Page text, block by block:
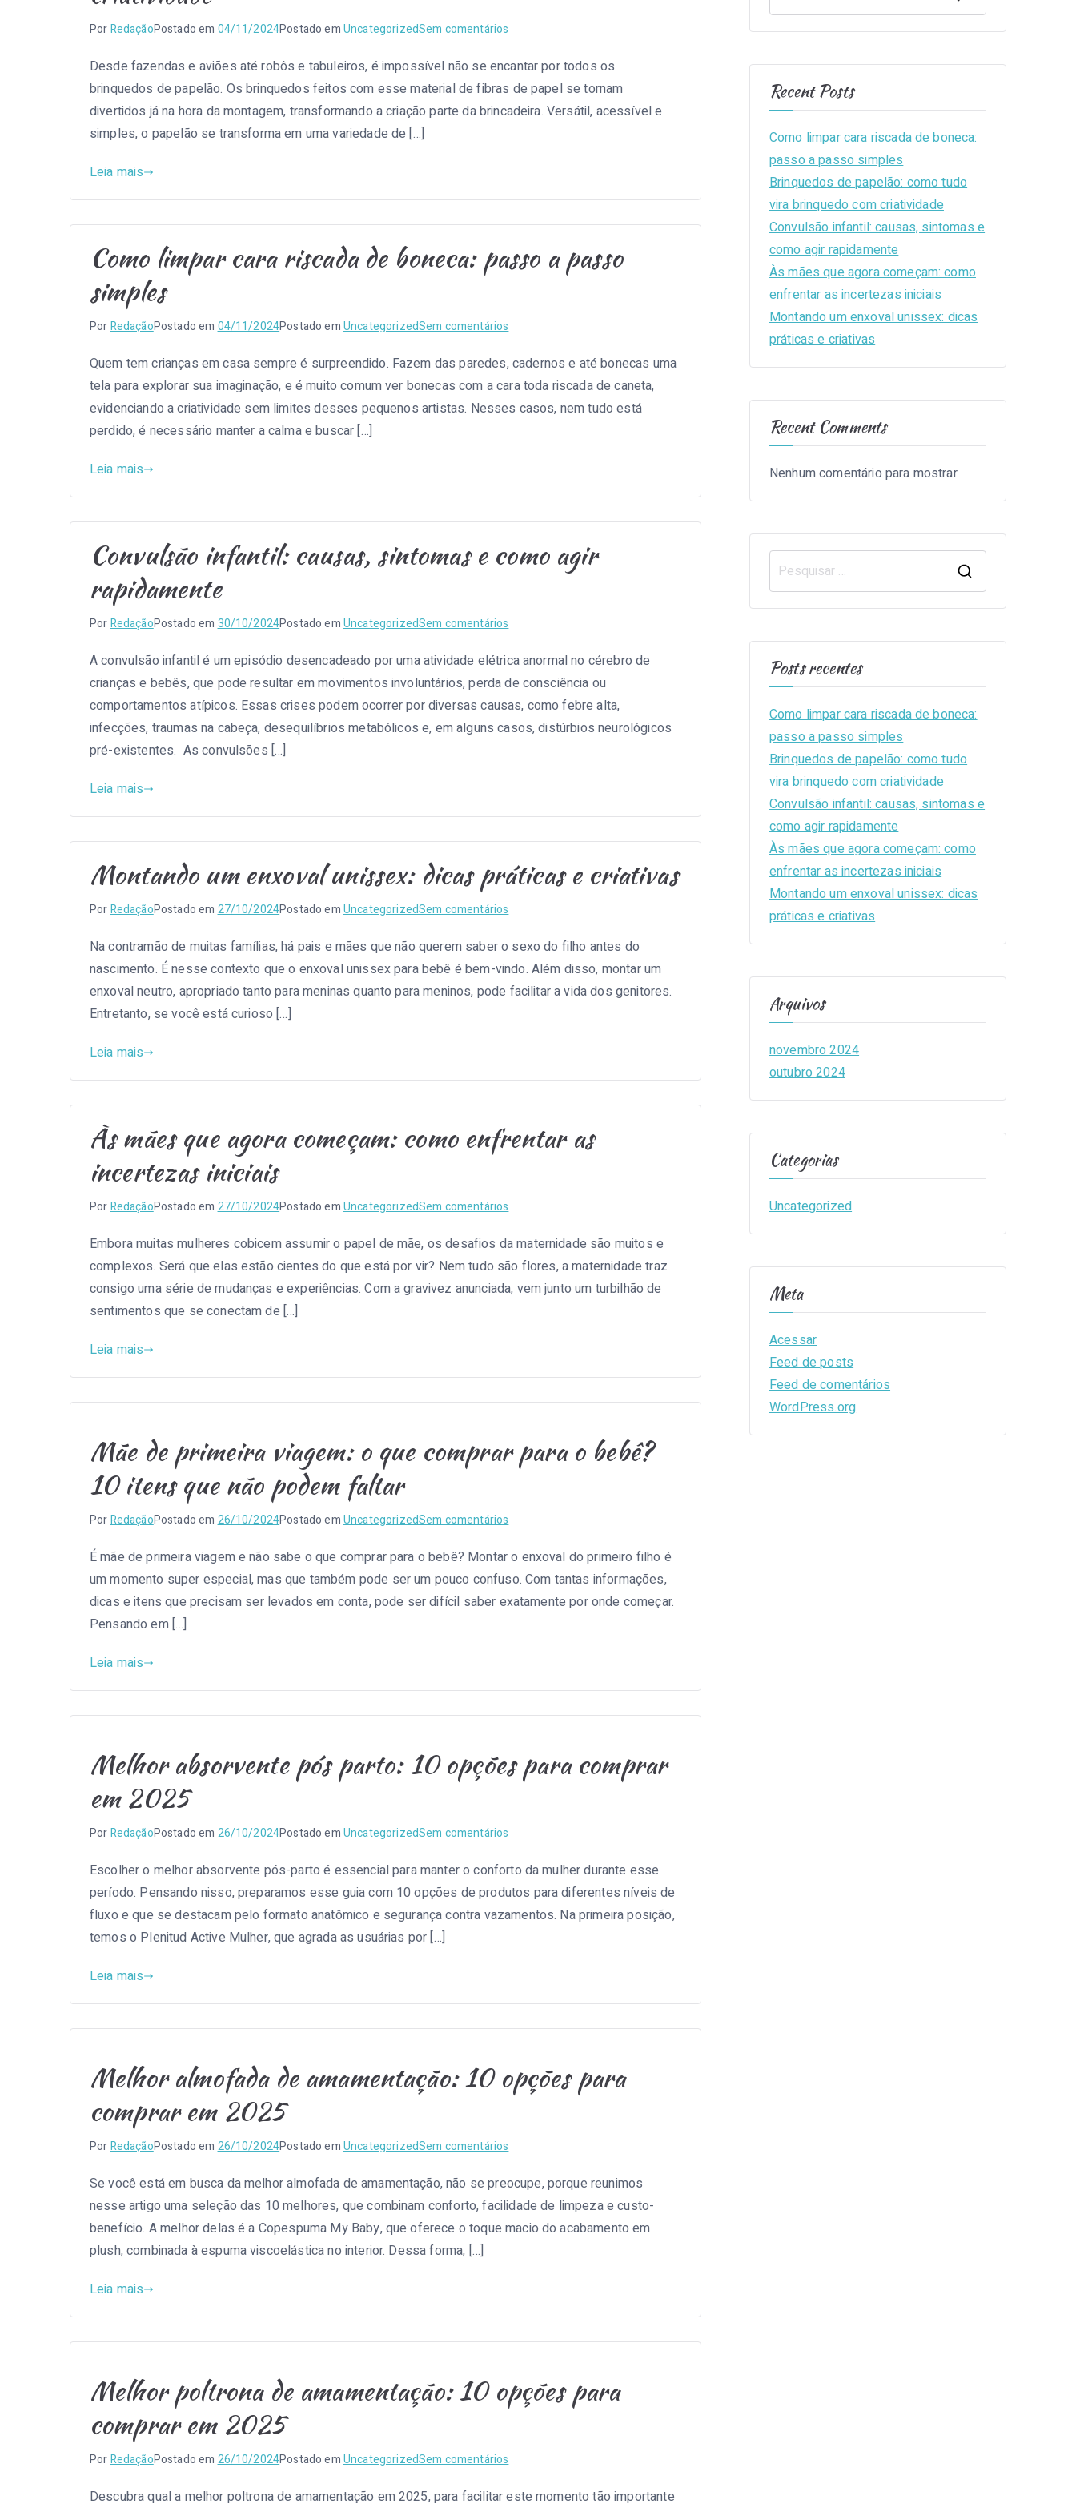
PorRedaçãoPostado em 04/11/2024Postado emUncategorizedSem comentários
de
papelão:
como
Desde fazendas e aviões até robôs e tabuleiros, é impossível não se encantar por todos os
brinquedos de papelão. Os brinquedos feitos com esse material de fibras de papel se tornam
divertidos já na hora da montagem, transformando a criação parte da brincadeira. Versátil, acessível e
simples, o papelão se transforma em uma variedade de […]
Leia mais
Como limpar cara riscada de boneca: passo a passo
simples
PorRedaçãoPostado em 04/11/2024Postado emUncategorizedSem comentários
limpar
cara
riscada
simples
Quem tem crianças em casa sempre é surpreendido. Fazem das paredes, cadernos e até bonecas uma
tela para explorar sua imaginação, e é muito comum ver bonecas com a cara toda riscada de caneta,
evidenciando a criatividade sem limites desses pequenos artistas. Nesses casos, nem tudo está
perdido, é necessário manter a calma e buscar […]
Leia mais
Convulsão infantil: causas, sintomas e como agir
rapidamente
PorRedaçãoPostado em 30/10/2024Postado emUncategorizedSem comentários
infantil:
causas,
sintomas
e
A convulsão infantil é um episódio desencadeado por uma atividade elétrica anormal no cérebro de
crianças e bebês, que pode resultar em movimentos involuntários, perda de consciência ou
comportamentos atípicos. Essas crises podem ocorrer por diversas causas, como febre alta,
infecções, traumas na cabeça, desequilíbrios metabólicos e, em alguns casos, distúrbios neurológicos
pré-existentes. As convulsões […]
Leia mais
Montando um enxoval unissex: dicas práticas e criativas
PorRedaçãoPostado em 27/10/2024Postado emUncategorizedSem comentários
um
enxoval
unissex:
Na contramão de muitas famílias, há pais e mães que não querem saber o sexo do filho antes do
nascimento. É nesse contexto que o enxoval unissex para bebê é bem-vindo. Além disso, montar um
enxoval neutro, apropriado tanto para meninas quanto para meninos, pode facilitar a vida dos genitores.
Entretanto, se você está curioso […]
Leia mais
Às mães que agora começam: como enfrentar as
incertezas iniciais
PorRedaçãoPostado em 27/10/2024Postado emUncategorizedSem comentários
mães
que
agora
iniciais
Embora muitas mulheres cobicem assumir o papel de mãe, os desafios da maternidade são muitos e
complexos. Será que elas estão cientes do que está por vir? Nem tudo são flores, a maternidade traz
consigo uma série de mudanças e experiências. Com a gravivez anunciada, vem junto um turbilhão de
sentimentos que se conectam de […]
Leia mais
Mãe de primeira viagem: o que comprar para o bebê?
10 itens que não podem faltar
PorRedaçãoPostado em 26/10/2024Postado emUncategorizedSem comentários
de
primeira
viagem:
bebê?
itens
que
faltar
É mãe de primeira viagem e não sabe o que comprar para o bebê? Montar o enxoval do primeiro filho é
um momento super especial, mas que também pode ser um pouco confuso. Com tantas informações,
dicas e itens que precisam ser levados em conta, pode ser difícil saber exatamente por onde começar.
Pensando em […]
Leia mais
Melhor absorvente pós parto: 10 opções para comprar
em 2025
PorRedaçãoPostado em 26/10/2024Postado emUncategorizedSem comentários
absorvente
pós
parto:
2025
Escolher o melhor absorvente pós-parto é essencial para manter o conforto da mulher durante esse
período. Pensando nisso, preparamos esse guia com 10 opções de produtos para diferentes níveis de
fluxo e que se destacam pelo formato anatômico e segurança contra vazamentos. Na primeira posição,
temos o Plenitud Active Mulher, que agrada as usuárias por […]
Leia mais
Melhor almofada de amamentação: 10 opções para
comprar em 2025
PorRedaçãoPostado em 26/10/2024Postado emUncategorizedSem comentários
almofada
de
amamentação:
2025
Se você está em busca da melhor almofada de amamentação, não se preocupe, porque reunimos
nesse artigo uma seleção das 10 melhores, que combinam conforto, facilidade de limpeza e custo-
benefício. A melhor delas é a Copespuma My Baby, que oferece o toque macio do acabamento em
plush, combinada à espuma viscoelástica no interior. Dessa forma, […]
Leia mais
Melhor poltrona de amamentação: 10 opções para
comprar em 2025
PorRedaçãoPostado em 26/10/2024Postado emUncategorizedSem comentários
poltrona
Descubra qual a melhor poltrona de amamentação em 2025, para facilitar este momento tão importante
Recent Posts
Como limpar cara riscada de boneca:
passo a passo simples
Brinquedos de papelão: como tudo
vira brinquedo com criatividade
Convulsão infantil: causas, sintomas e
como agir rapidamente
Às mães que agora começam: como
enfrentar as incertezas iniciais
Montando um enxoval unissex: dicas
práticas e criativas
Recent Comments
Nenhum comentário para mostrar.
e
h
Posts recentes
Como limpar cara riscada de boneca:
passo a passo simples
Brinquedos de papelão: como tudo
vira brinquedo com criatividade
Convulsão infantil: causas, sintomas e
como agir rapidamente
Às mães que agora começam: como
enfrentar as incertezas iniciais
Montando um enxoval unissex: dicas
práticas e criativas
Arquivos
novembro 2024
outubro 2024
Categorias
Uncategorized
Meta
Acessar
Feed de posts
Feed de comentários
WordPress.org